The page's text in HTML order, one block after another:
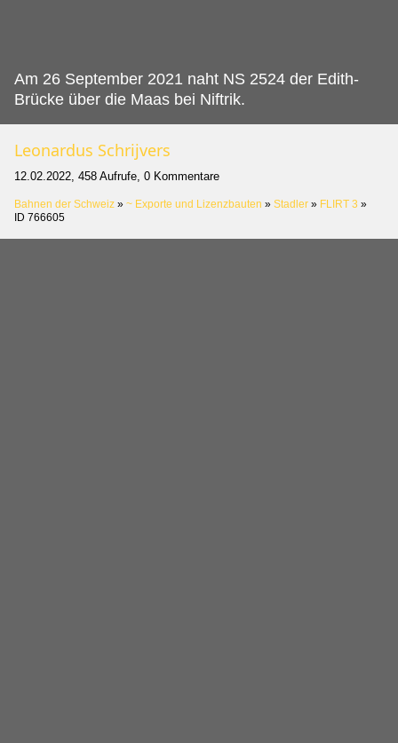
Am 26 September 2021 naht NS 2524 der Edith-
Brücke über die Maas bei Niftrik.
Leonardus Schrijvers
12.02.2022, 458 Aufrufe, 0 Kommentare
Bahnen der Schweiz » ~ Exporte und Lizenzbauten » Stadler » FLIRT 3 »
ID 766605